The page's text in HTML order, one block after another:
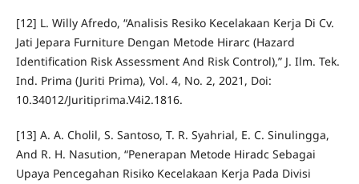
[12] L. Willy Afredo, “Analisis Resiko Kecelakaan Kerja Di Cv.
Jati Jepara Furniture Dengan Metode Hirarc (Hazard
Identification Risk Assessment And Risk Control),” J. Ilm. Tek.
Ind. Prima (Juriti Prima), Vol. 4, No. 2, 2021, Doi:
10.34012/Juritiprima.V4i2.1816.
[13] A. A. Cholil, S. Santoso, T. R. Syahrial, E. C. Sinulingga,
And R. H. Nasution, “Penerapan Metode Hiradc Sebagai
Upaya Pencegahan Risiko Kecelakaan Kerja Pada Divisi